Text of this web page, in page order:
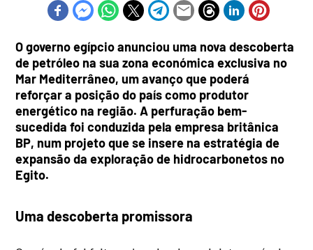
O governo egípcio anunciou uma nova descoberta
de petróleo na sua zona económica exclusiva no
Mar Mediterrâneo, um avanço que poderá
reforçar a posição do país como produtor
energético na região. A perfuração bem-
sucedida foi conduzida pela empresa britânica
BP, num projeto que se insere na estratégia de
expansão da exploração de hidrocarbonetos no
Egito.
Uma descoberta promissora